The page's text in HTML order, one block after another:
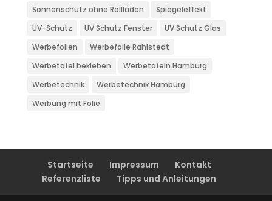
Sonnenschutz ohne Rollläden
Spiegeleffekt
UV-Schutz
UV Schutz Fenster
UV Schutz Glas
Werbefolien
Werbefolie Rahlstedt
Werbetafel bekleben
Werbetafeln Hamburg
Werbetechnik
Werbetechnik Hamburg
Werbung mit Folie
Startseite Impressum
Kontakt
Referenzliste
Tipps und Anleitungen